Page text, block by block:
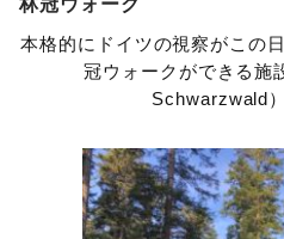
林冠ウォーク
本格的にドイツの視察がこの
冠ウォークができる施
Schwarzwald